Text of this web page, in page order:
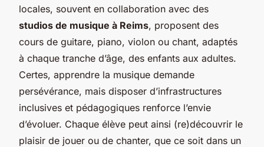
locales, souvent en collaboration avec des
studios de musique à Reims, proposent des
cours de guitare, piano, violon ou chant, adaptés
à chaque tranche d’âge, des enfants aux adultes.
Certes, apprendre la musique demande
persévérance, mais disposer d’infrastructures
inclusives et pédagogiques renforce l’envie
d’évoluer. Chaque élève peut ainsi (re)découvrir le
plaisir de jouer ou de chanter, que ce soit dans un